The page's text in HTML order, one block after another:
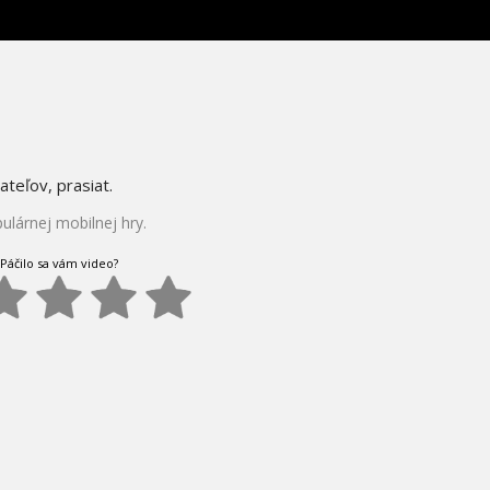
prasiat.
mobilnej hry.
Páčilo sa vám video?